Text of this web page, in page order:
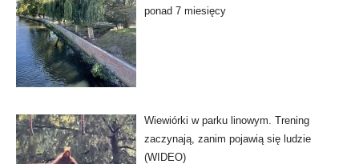
ponad 7 miesięcy
Wiewiórki w parku linowym. Trening
zaczynają, zanim pojawią się ludzie
(WIDEO)